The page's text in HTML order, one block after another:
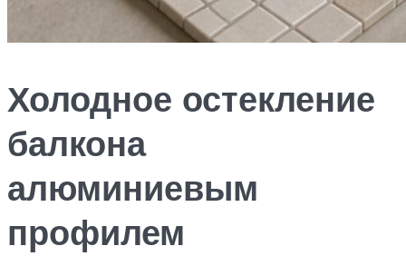
Холодное остекление
балкона
алюминиевым
профилем